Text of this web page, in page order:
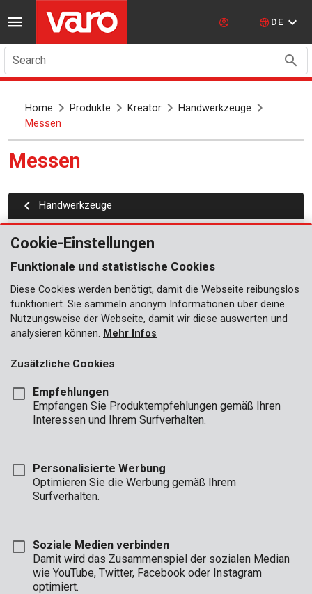
DE
Search
Home Produkte Kreator
Handwerkzeuge
Messen
Messen
Handwerkzeuge
Anschlagwinkel
Tastzirkel
Gehrungswinkel
Senkblei
Konturenmessgerät
Cookie-Einstellungen
Funktionale und statistische Cookies
Diese Cookies werden benötigt, damit die Webseite reibungslos
funktioniert. Sie sammeln anonym Informationen über deine
Nutzungsweise der Webseite, damit wir diese auswerten und
analysieren können. Mehr Infos
Zusätzliche Cookies
Empfehlungen
Empfangen Sie Produktempfehlungen gemäß Ihren
Interessen und Ihrem Surfverhalten.
Personalisierte Werbung
Optimieren Sie die Werbung gemäß Ihrem
Surfverhalten.
Soziale Medien verbinden
Damit wird das Zusammenspiel der sozialen Median
wie YouTube, Twitter, Facebook oder Instagram
optimiert.